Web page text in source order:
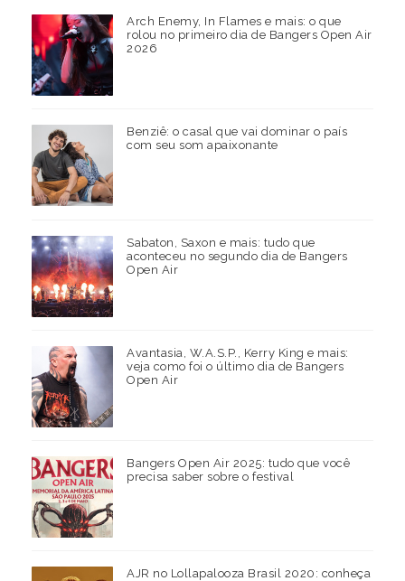
Arch Enemy, In Flames e mais: o que
rolou no primeiro dia de Bangers Open Air
2026
Benziê: o casal que vai dominar o país
com seu som apaixonante
Sabaton, Saxon e mais: tudo que
aconteceu no segundo dia de Bangers
Open Air
Avantasia, W.A.S.P., Kerry King e mais:
veja como foi o último dia de Bangers
Open Air
Bangers Open Air 2025: tudo que você
precisa saber sobre o festival
AJR no Lollapalooza Brasil 2020: conheça